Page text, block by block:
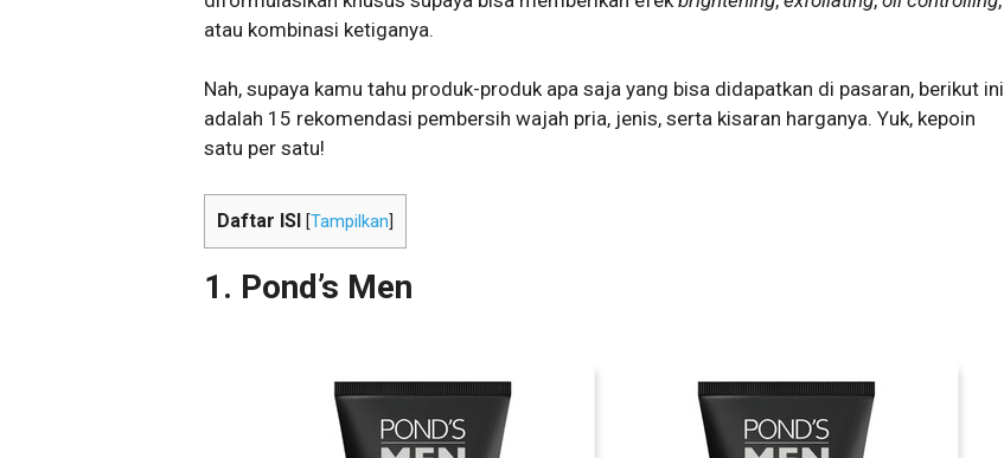
atau kombinasi ketiganya.
Nah, supaya kamu tahu produk-produk apa saja yang bisa didapatkan di pasaran, berikut ini
adalah 15 rekomendasi pembersih wajah pria, jenis, serta kisaran harganya. Yuk, kepoin
satu per satu!
Daftar ISI [Tampilkan
1. Pond’s Men